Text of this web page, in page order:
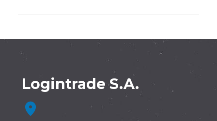
Logintrade S.A.